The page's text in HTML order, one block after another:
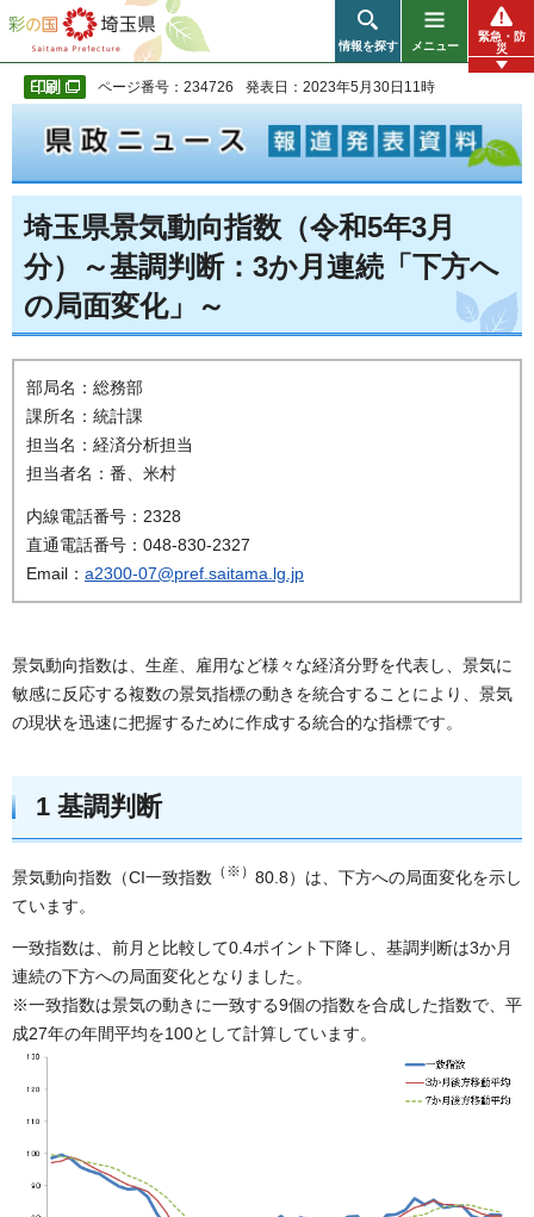
彩の国 埼玉県
情報を探す メニュー
緊急・防
災
ページ番号：234726 発表日：2023年5月30日11時
埼玉県景気動向指数（令和5年3月
分）～基調判断：3か月連続「下方へ
の局面変化」～
部局名：総務部
課所名：統計課
担当名：経済分析担当
担当者名：番、米村
内線電話番号：2328
直通電話番号：048-830-2327
Email： a2300-07@pref.saitama.lg.jp
景気動向指数は、生産、雇用など様々な経済分野を代表し、景気に
敏感に反応する複数の景気指標の動きを統合することにより、景気
の現状を迅速に把握するために作成する統合的な指標です。
1 基調判断
景気動向指数（CI一致指数 （※） 80.8）は、下方への局面変化を示し
ています。
一致指数は、前月と比較して0.4ポイント下降し、基調判断は3か月
連続の下方への局面変化となりました。
※一致指数は景気の動きに一致する9個の指数を合成した指数で、平
成27年の年間平均を100として計算しています。